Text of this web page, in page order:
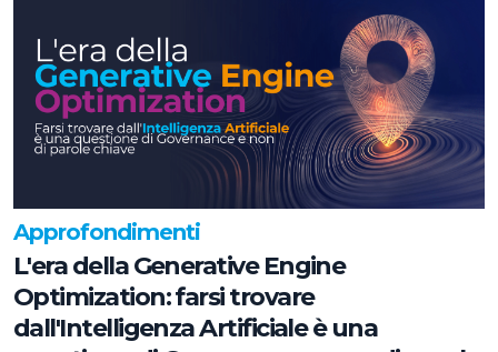
Approfondimenti
L'era della Generative Engine
Optimization: farsi trovare
dall'Intelligenza Artificiale è una